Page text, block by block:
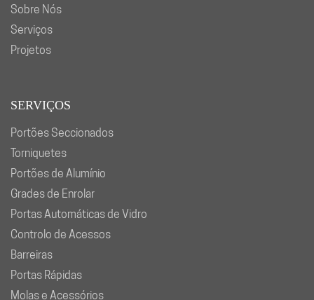
Sobre Nós
Serviços
Projetos
SERVIÇOS
Portões Seccionados
Torniquetes
Portões de Alumínio
Grades de Enrolar
Portas Automáticas de Vidro
Controlo de Acessos
Barreiras
Portas Rápidas
Molas e Acessórios